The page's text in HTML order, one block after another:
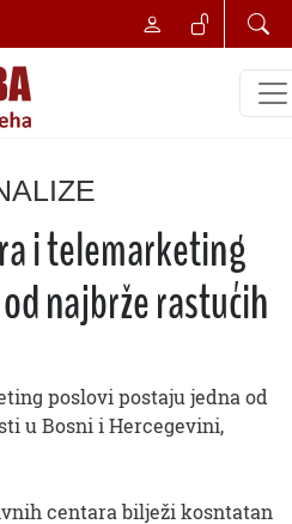
i telemarketing
najbrže rastućih
poslovi postaju jedna od
u Bosni i Hercegevini,
centara bilježi kosntatan